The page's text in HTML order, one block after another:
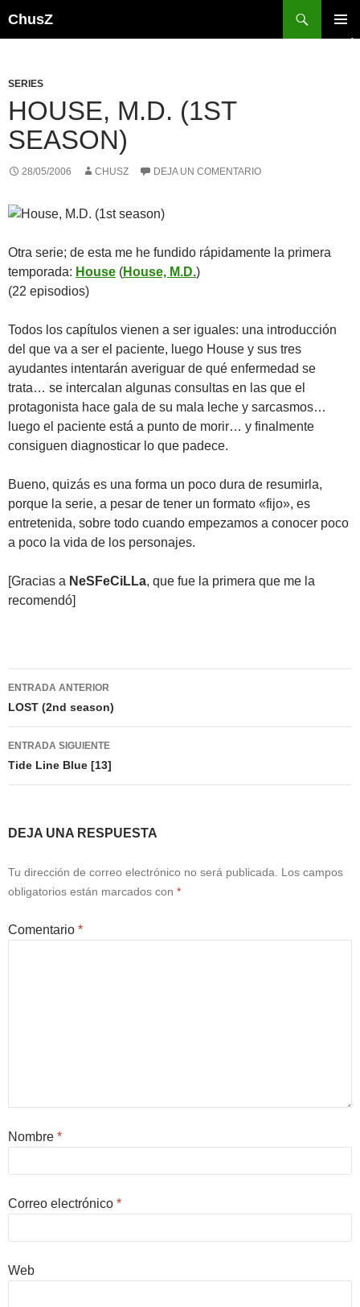
ChusZ
SERIES
HOUSE, M.D. (1ST
SEASON)
28/05/2006 CHUSZ DEJA UN COMENTARIO
Otra serie; de esta me he fundido rápidamente la primera
temporada: House (House, M.D.)
(22 episodios)
Todos los capítulos vienen a ser iguales: una introducción
del que va a ser el paciente, luego House y sus tres
ayudantes intentarán averiguar de qué enfermedad se
trata… se intercalan algunas consultas en las que el
protagonista hace gala de su mala leche y sarcasmos…
luego el paciente está a punto de morir… y finalmente
consiguen diagnosticar lo que padece.
Bueno, quizás es una forma un poco dura de resumirla,
porque la serie, a pesar de tener un formato «fijo», es
entretenida, sobre todo cuando empezamos a conocer poco
a poco la vida de los personajes.
[Gracias a NeSFeCiLLa, que fue la primera que me la
recomendó]
Navegación
de
entradas
ENTRADA ANTERIOR
LOST (2nd season)
ENTRADA SIGUIENTE
Tide Line Blue [13]
DEJA UNA RESPUESTA
Tu dirección de correo electrónico no será publicada.
Los campos
obligatorios están marcados con *
Comentario *
Nombre *
Correo electrónico *
Web